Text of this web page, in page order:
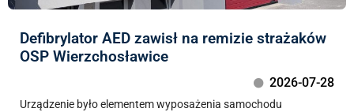
Defibrylator AED zawisł na remizie strażaków
OSP Wierzchosławice
2026-07-28
Urządzenie było elementem wyposażenia samochodu